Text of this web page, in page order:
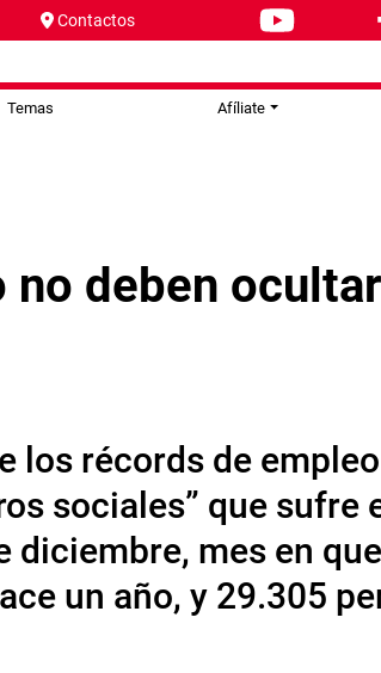
Contactos
Temas Afíliate
deben
los récords de
sociales” que
diciembre, mes en
un año, y 29.305